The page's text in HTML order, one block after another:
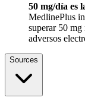
50 mg/día es
MedlinePlus
superar 50
adversos
Sources